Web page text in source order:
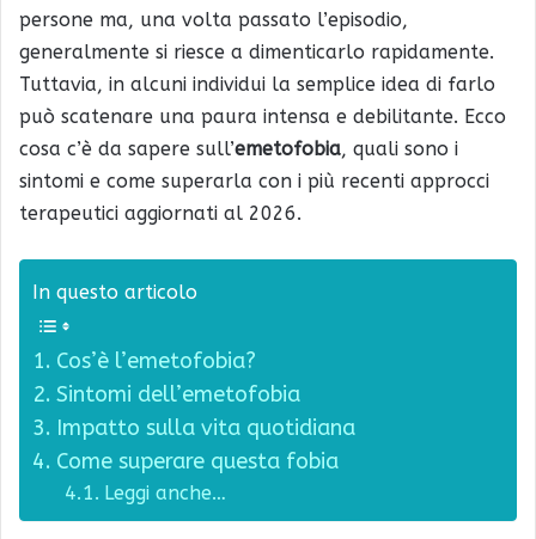
persone ma, una volta passato l’episodio,
generalmente si riesce a dimenticarlo rapidamente.
Tuttavia, in alcuni individui la semplice idea di farlo
può scatenare una paura intensa e debilitante. Ecco
cosa c’è da sapere sull’emetofobia, quali sono i
sintomi e come superarla con i più recenti approcci
terapeutici aggiornati al 2026.
In questo articolo
Cos’è l’emetofobia?
Sintomi dell’emetofobia
Impatto sulla vita quotidiana
Come superare questa fobia
Leggi anche…